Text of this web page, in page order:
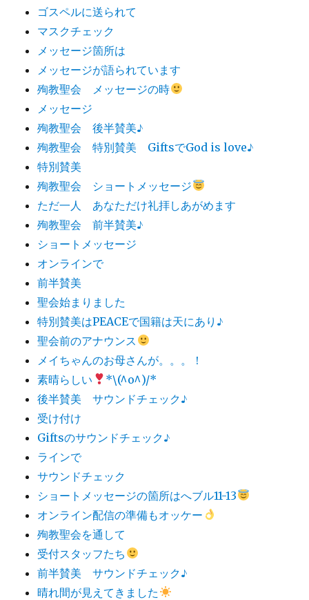
ゴスペルに送られて
マスクチェック
メッセージ箇所は
メッセージが語られています
殉教聖会 メッセージの時
メッセージ
殉教聖会 後半賛美♪
殉教聖会 特別賛美 GiftsでGod is love♪
特別賛美
殉教聖会 ショートメッセージ
ただ一人 あなただけ礼拝しあがめます
殉教聖会 前半賛美♪
ショートメッセージ
オンラインで
前半賛美
聖会始まりました
特別賛美はPEACEで国籍は天にあり♪
聖会前のアナウンス
メイちゃんのお母さんが。。。！
素晴らしい
*\(^o^)/*
後半賛美 サウンドチェック♪
受け付け
Giftsのサウンドチェック♪
ラインで
サウンドチェック
ショートメッセージの箇所はへブル11-13
オンライン配信の準備もオッケー
殉教聖会を通して
受付スタッフたち
前半賛美 サウンドチェック♪
晴れ間が見えてきました